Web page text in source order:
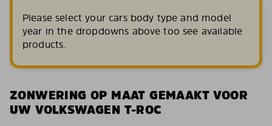
Please select your cars body type and model
year in the dropdowns above too see available
products.
ZONWERING OP MAAT GEMAAKT VOOR
UW VOLKSWAGEN T-ROC